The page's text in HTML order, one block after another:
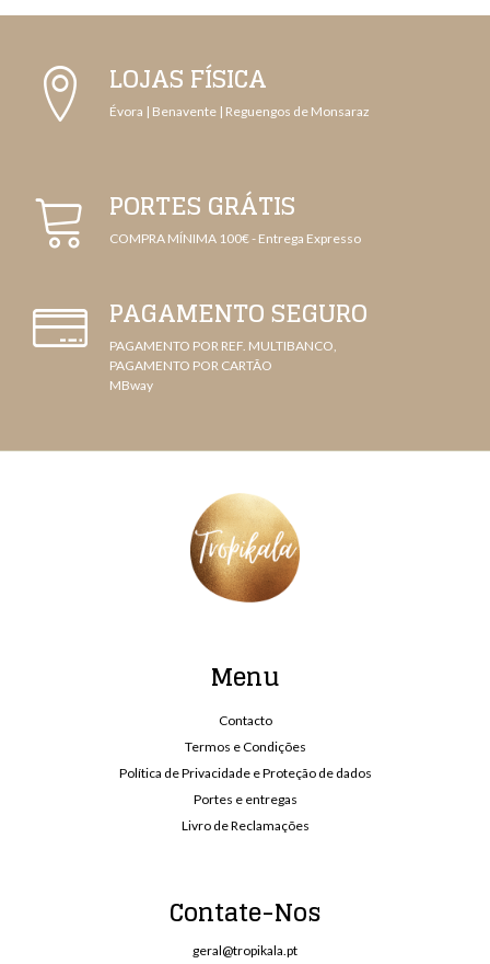
LOJAS FÍSICA
Évora | Benavente | Reguengos de Monsaraz
PORTES GRÁTIS
COMPRA MÍNIMA 100€ - Entrega Expresso
PAGAMENTO SEGURO
PAGAMENTO POR REF. MULTIBANCO,
PAGAMENTO POR CARTÃO
MBway
Menu
Contacto
Termos e Condições
Política de Privacidade e Proteção de dados
Portes e entregas
Livro de Reclamações
Contate-Nos
geral@tropikala.pt